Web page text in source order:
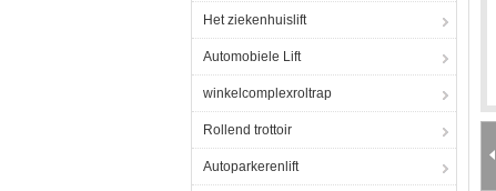
Het ziekenhuislift
Automobiele Lift
winkelcomplexroltrap
Rollend trottoir
Autoparkerenlift